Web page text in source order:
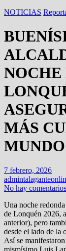
NOTICIAS
NOCHE
MÁS
MUNDO
7 febrero, 2026
No hay comentarios
Una noche
de Lonquén 2026,
anterior), pero
desde el lado de la
Así se
mismísimo Luis